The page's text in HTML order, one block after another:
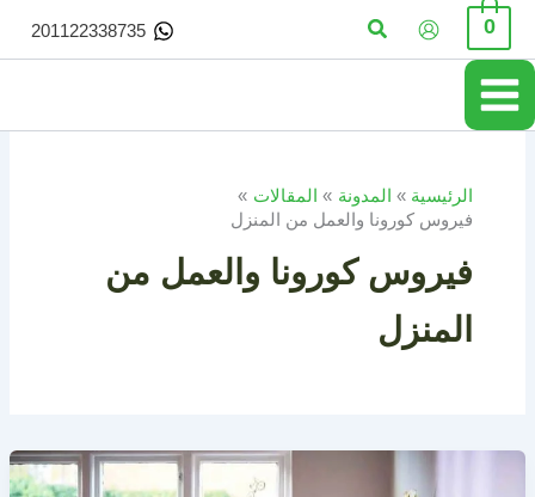
تخطي
المحتوى
0 البحث 201122338735
الرئيسية المدونة
المقالات
فيروس كورونا والعمل من المنزل
فيروس كورونا والعمل من
المنزل